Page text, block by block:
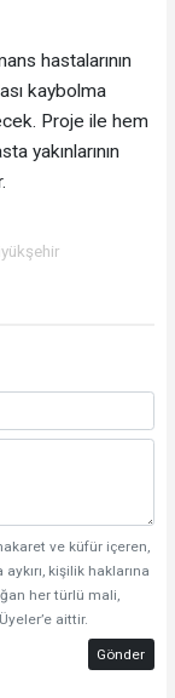
hastalarının
kaybolma
Proje ile hem
yakınlarının
ve küfür içeren,
kişilik haklarına
her türlü mali,
aittir.
Gönder